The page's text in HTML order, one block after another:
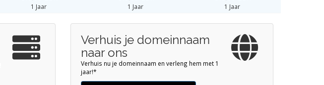
1 Jaar 1 Jaar 1 Jaar
Verhuis je domeinnaam
naar ons
Verhuis nu je domeinnaam en verleng hem met 1
jaar!*